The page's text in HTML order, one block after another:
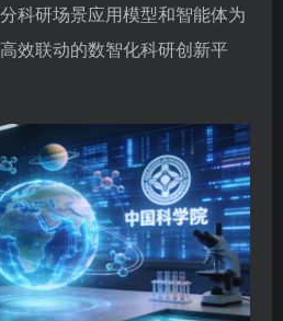
科研场景应用模型和智能体为
效联动的数智化科研创新平